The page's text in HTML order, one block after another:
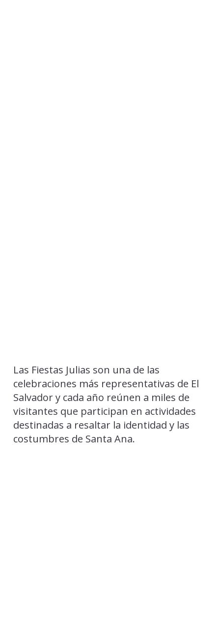
Las Fiestas Julias son una de las
celebraciones más representativas de El
Salvador y cada año reúnen a miles de
visitantes que participan en actividades
destinadas a resaltar la identidad y las
costumbres de Santa Ana.